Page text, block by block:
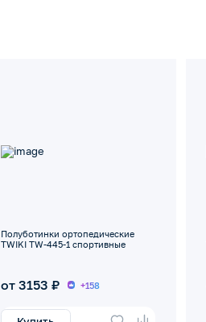
Полуботинки ортопедические
TWIKI TW-445-1 спортивные
от 3153 ₽ +158